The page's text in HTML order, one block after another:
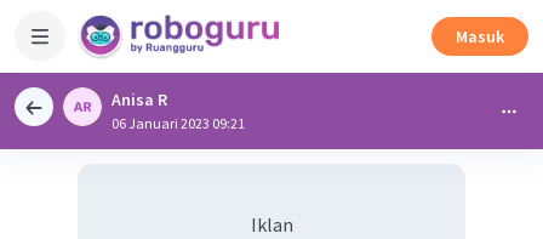
Masuk
Anisa R
06 Januari 2023 09:21
Iklan